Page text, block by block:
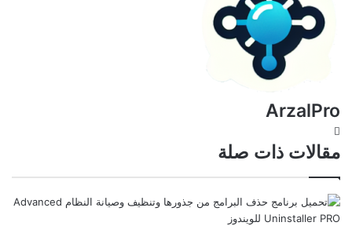
ArzalPro
الويب
مقالات ذات صلة